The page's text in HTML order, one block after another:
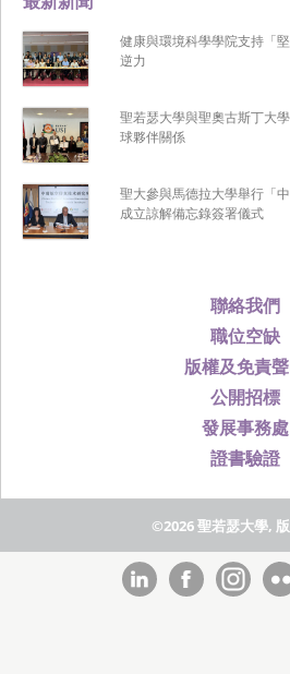
聯絡我們
職位空缺
版權及免責
公開招標
發展事務處
證書驗證
健康與環境科學學院支持「
逆力
聖若瑟大學與聖奧古斯丁大
球夥伴關係
聖大參與馬德拉大學舉行「
成立諒解備忘錄簽署儀式
©2026 聖若瑟大學,